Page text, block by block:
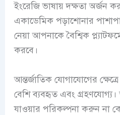
ইংরেজি ভাষায় দক্ষতা অর্জন
একাডেমিক পড়াশোনার
নেয়া আপনাকে বৈশ্বিক
করবে।
আন্তর্জাতিক যোগাযোগের
বেশি ব্যবহৃত এবং
যাওয়ার পরিকল্পনা করুন না